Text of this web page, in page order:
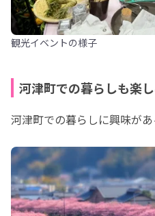
観光イベントの様子
河津町での暮らしも楽し
河津町での暮らしに興味が